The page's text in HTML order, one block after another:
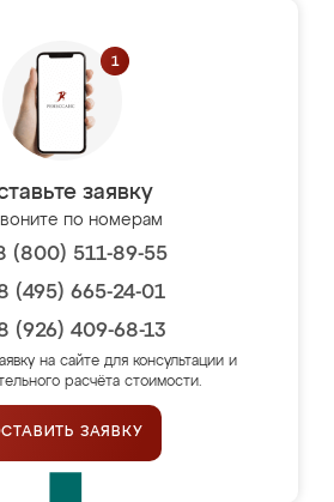
заявку
по номерам
(800) 511-89-55
(495) 665-24-01
(926) 409-68-13
на сайте для консультации и
расчёта стоимости.
ЗАЯВКУ